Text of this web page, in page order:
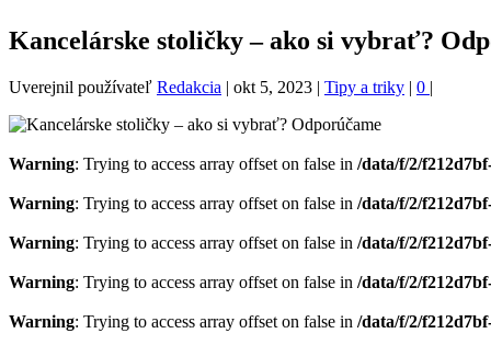
Kancelárske stoličky – ako si vybrať?
Uverejnil používateľ Redakcia | okt 5, 2023 | Tipy a triky | 0 |
Warning: Trying to access array offset on false in /data/f/2/
Warning: Trying to access array offset on false in /data/f/2/
Warning: Trying to access array offset on false in /data/f/2/
Warning: Trying to access array offset on false in /data/f/2/
Warning: Trying to access array offset on false in /data/f/2/